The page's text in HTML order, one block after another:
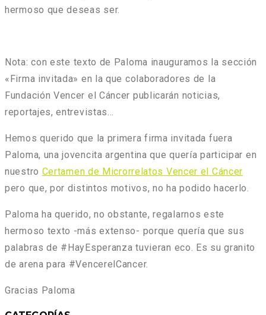
hermoso que deseas ser.
Nota: con este texto de Paloma inauguramos la sección
«Firma invitada» en la que colaboradores de la
Fundación Vencer el Cáncer publicarán noticias,
reportajes, entrevistas…
Hemos querido que la primera firma invitada fuera
Paloma, una jovencita argentina que quería participar en
nuestro Certamen de Microrrelatos Vencer el Cáncer
pero que, por distintos motivos, no ha podido hacerlo.
Paloma ha querido, no obstante, regalarnos este
hermoso texto -más extenso- porque quería que sus
palabras de #HayEsperanza tuvieran eco. Es su granito
de arena para #VencerelCancer.
Gracias Paloma